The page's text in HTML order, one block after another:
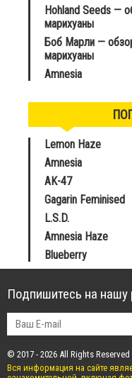
Hohland Seeds —
марихуаны
Боб Марли —
марихуаны
Amnesia
Lemon Haze
Amnesia
AK-47
Gagarin Feminised
L.S.D.
Amnesia Haze
Blueberry
Подпишитесь на нашу
© 2017 - 2026 All Rights Reserved
Вся информация на сайте